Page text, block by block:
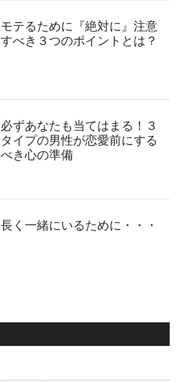
モテるために『絶対に』注意
すべき３つのポイントとは？
必ずあなたも当てはまる！３
タイプの男性が恋愛前にする
べき心の準備
長く一緒にいるために・・・